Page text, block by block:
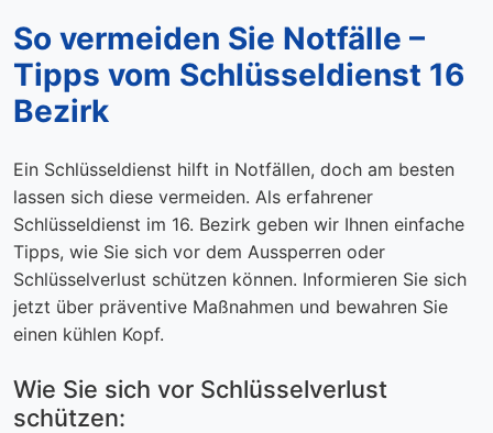
So vermeiden Sie Notfälle –
Tipps vom Schlüsseldienst 16
Bezirk
Ein Schlüsseldienst hilft in Notfällen, doch am besten
lassen sich diese vermeiden. Als erfahrener
Schlüsseldienst im 16. Bezirk geben wir Ihnen einfache
Tipps, wie Sie sich vor dem Aussperren oder
Schlüsselverlust schützen können. Informieren Sie sich
jetzt über präventive Maßnahmen und bewahren Sie
einen kühlen Kopf.
Wie Sie sich vor Schlüsselverlust
schützen: